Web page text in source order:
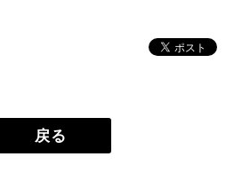
戻る